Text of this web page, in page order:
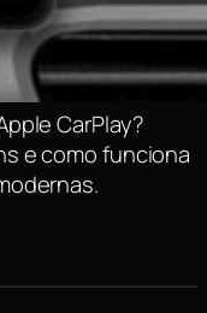
CarPlay?
e como funciona